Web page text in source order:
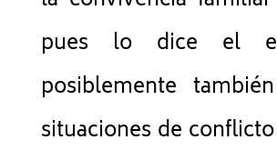
pues lo dice el
posiblemente
situaciones de